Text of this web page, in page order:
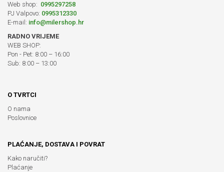
Web shop: 0995297258
PJ Valpovo: 0995312330
E-mail: info@milershop.hr
RADNO VRIJEME
WEB SHOP:
Pon - Pet: 8:00 – 16:00
Sub: 8:00 – 13:00
O TVRTCI
O nama
Poslovnice
PLAĆANJE, DOSTAVA I POVRAT
Kako naručiti?
Plaćanje